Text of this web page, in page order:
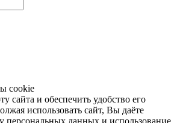
cookie
сайта и обеспечить удобство его
использовать сайт, Вы даёте
персональных данных и использование